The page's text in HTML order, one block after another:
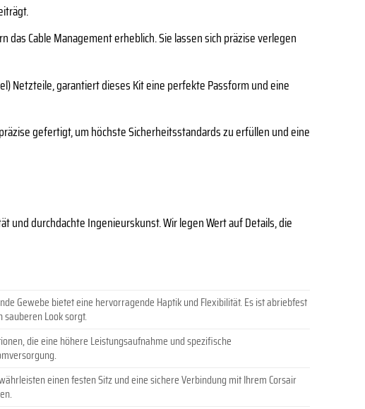
Cable Management erheblich. Sie lassen sich präzise verlegen
Netzteile, garantiert dieses Kit eine perfekte Passform und eine
gefertigt, um höchste Sicherheitsstandards zu erfüllen und eine
und durchdachte Ingenieurskunst. Wir legen Wert auf Details, die
Gewebe bietet eine hervorragende Haptik und Flexibilität. Es ist abriebfest
Look sorgt.
die eine höhere Leistungsaufnahme und spezifische
einen festen Sitz und eine sichere Verbindung mit Ihrem Corsair